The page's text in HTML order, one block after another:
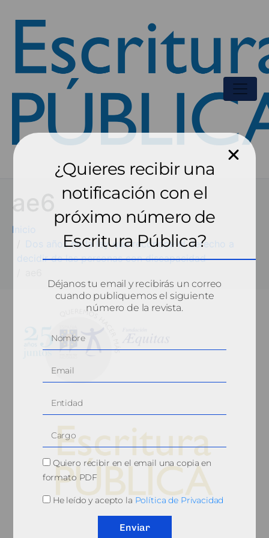
Inicio
Dos años de la ley que reconoce el derecho a
decidir de las personas con discapacidad
¿Quieres recibir una
notificación con el
próximo número de
Escritura Pública?
Déjanos tu email y recibirás un correo
cuando publiquemos el siguiente
número de la revista.
Quiero recibir en el email una copia en
formato PDF
He leído y acepto la Política de Privacidad
Enviar